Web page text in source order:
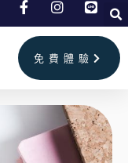
免費體驗